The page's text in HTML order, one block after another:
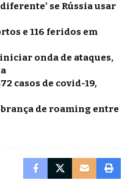
se Rússia usar
e 116 feridos em
onda de ataques,
casos de covid-19,
de roaming entre